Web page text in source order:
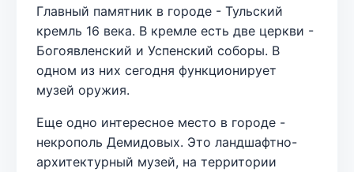
Главный памятник в городе - Тульский
кремль 16 века. В кремле есть две церкви -
Богоявленский и Успенский соборы. В
одном из них сегодня функционирует
музей оружия.
Еще одно интересное место в городе -
некрополь Демидовых. Это ландшафтно-
архитектурный музей, на территории